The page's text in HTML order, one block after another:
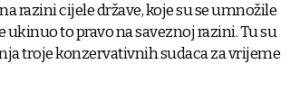
razini cijele države, koje su se umnožile
ukinuo to pravo na saveznoj razini. Tu su
troje konzervativnih sudaca za vrijeme